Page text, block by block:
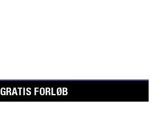
GRATIS FORLØB